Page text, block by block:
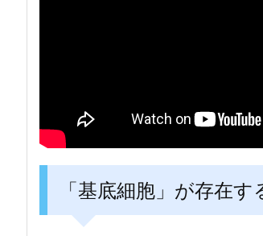
「基底細胞」が存在